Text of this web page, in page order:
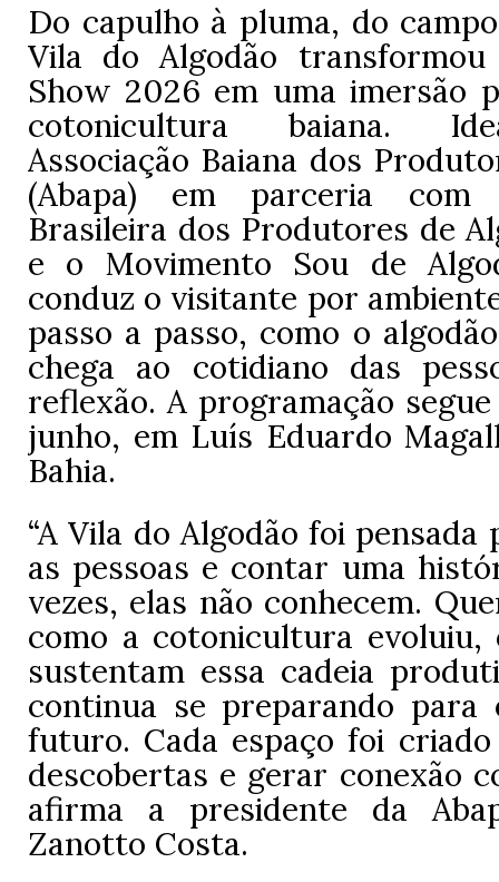
Do capulho à pluma, do
Vila do Algodão
Show 2026 em uma imersão
cotonicultura baiana.
Associação Baiana dos
(Abapa) em parceria com
Brasileira dos Produtores de
e o Movimento Sou de
conduz o visitante por
passo a passo, como o
chega ao cotidiano das
reflexão. A programação
junho, em Luís Eduardo
Bahia.
“A Vila do Algodão foi
as pessoas e contar uma
vezes, elas não conhecem.
como a cotonicultura evoluiu,
sustentam essa cadeia
continua se preparando para
futuro. Cada espaço foi
descobertas e gerar conexão
afirma a presidente da
Zanotto Costa.